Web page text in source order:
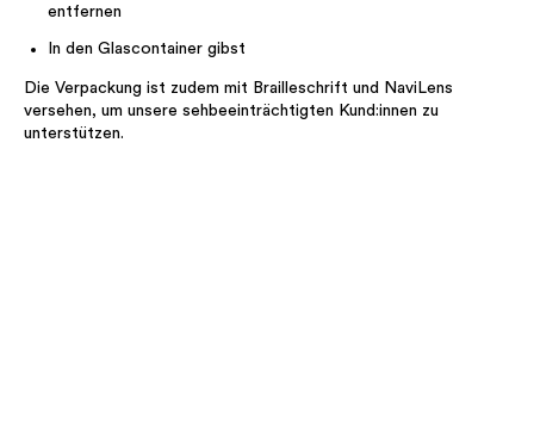
entfernen
In den Glascontainer gibst
Die Verpackung ist zudem mit Brailleschrift und NaviLens
versehen, um unsere sehbeeinträchtigten Kund:innen zu
unterstützen.